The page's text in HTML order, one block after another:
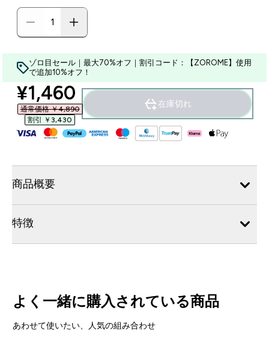
ゾロ目セール｜最大70%オフ｜割引コード：【ZOROME】使用
で追加10%オフ！
discounted price
¥1,460‎
通常価格 ￥4,890‎
割引 ￥3,430‎
在庫切れ
商品概要
特徴
よく一緒に購入されている商品
あわせて使いたい、人気の組み合わせ